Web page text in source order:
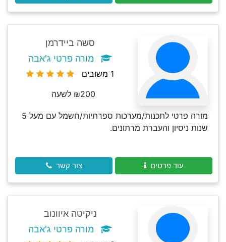
סשה ביידרמן
מורה פרטי ג'אבה
1 משובים
₪200 לשעה
מורה פרטי לתכנות/מערכות ספרתיות/חשמל עם מעל 5
שנות ניסיון והעברת מרתונים.
עוד פרטים צור קשר
ניקיטה איוונוב
מורה פרטי ג'אבה